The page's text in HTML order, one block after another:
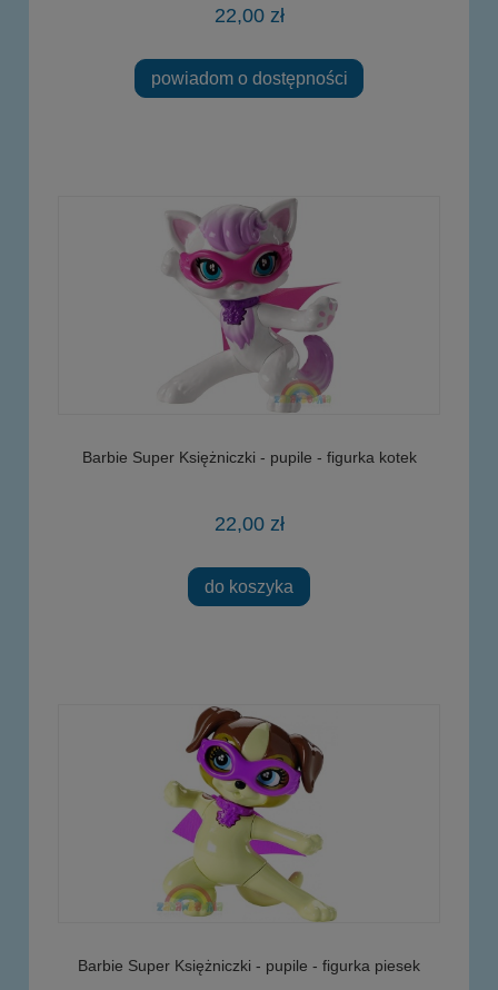
22,00 zł
powiadom o dostępności
Barbie Super Księżniczki - pupile - figurka kotek
22,00 zł
do koszyka
Barbie Super Księżniczki - pupile - figurka piesek